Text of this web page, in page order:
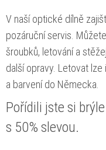
V naší optické dílně
pozáruční servis.
šroubků, letování a
další opravy. Letovat
a barvení do Německa.
Pořídili jste si
s 50% slevou.